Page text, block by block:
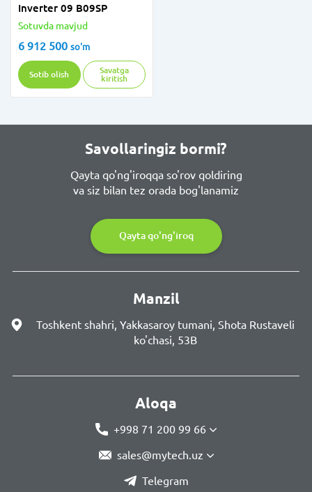
Inverter 09 B09SP
Sotuvda mavjud
6 912 500 so'm
Sotib olish
Savatga
kiritish
Savollaringiz bormi?
Qayta qo'ng'iroqqa so'rov qoldiring
va siz bilan tez orada bog'lanamiz
Qayta qo'ng'iroq
Manzil
Toshkent shahri, Yakkasaroy tumani, Shota Rustaveli
ko'chasi, 53B
Aloqa
+998 71 200 99 66
sales@mytech.uz
Telegram